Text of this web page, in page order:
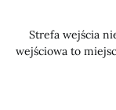
Strefa wejścia
wejściowa to